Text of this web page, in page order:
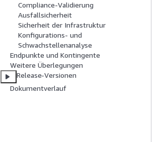
Compliance-Validierung
Ausfallsicherheit
Sicherheit der Infrastruktur
Konfigurations- und
Schwachstellenanalyse
Endpunkte und Kontingente
Weitere Überlegungen
Release-Versionen
Dokumentverlauf